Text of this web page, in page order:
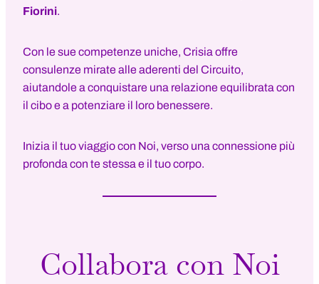
Fiorini.
Con le sue competenze uniche, Crisia offre
consulenze mirate alle aderenti del Circuito,
aiutandole a conquistare una relazione equilibrata con
il cibo e a potenziare il loro benessere.
Inizia il tuo viaggio con Noi, verso una connessione più
profonda con te stessa e il tuo corpo.
Collabora con Noi